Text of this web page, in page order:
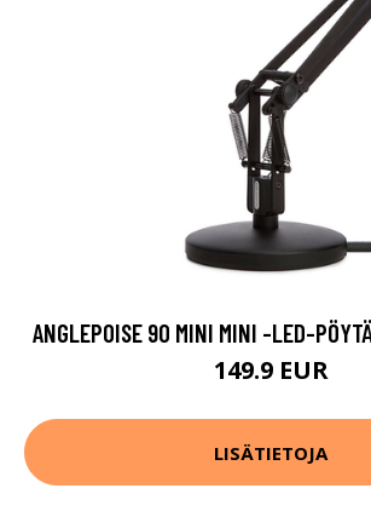
ANGLEPOISE 90 MINI MINI -LED-
149.9 EUR
LISÄTIETOJA